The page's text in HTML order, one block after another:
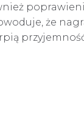
że